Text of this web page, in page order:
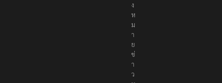
ง
ห
ม
า
ย
ข่
า
ว